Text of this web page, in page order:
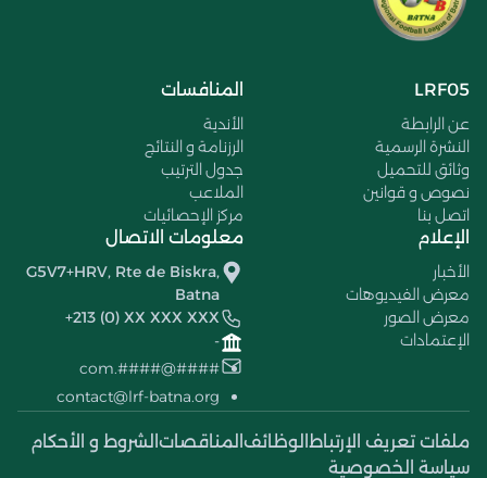
LRF05
عن الرابطة
النشرة الرسمية
وثائق للتحميل
نصوص و قوانين
اتصل بنا
المنافسات
الأندية
الرزنامة و النتائج
جدول الترتيب
الملاعب
مركز الإحصائيات
الإعلام
الأخبار
معرض الفيديوهات
معرض الصور
الإعتمادات
معلومات الاتصال
G5V7+HRV, Rte de Biskra,
Batna
+213 (0) XX XXX XXX
-
####@####.com
contact@lrf-batna.org
ملفات تعريف الإرتباط الوظائف المناقصات الشروط و الأحكام
سياسة الخصوصية